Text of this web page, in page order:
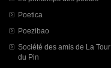
Poetica
Poezibao
Société des amis de La Tour
du Pin